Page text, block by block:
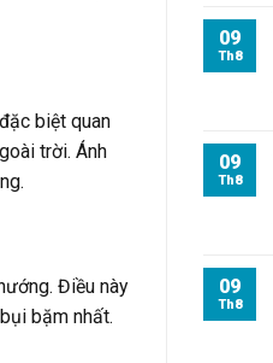
biệt quan
trời. Ánh
Điều này
bặm nhất.
09
Th8
09
Th8
09
Th8